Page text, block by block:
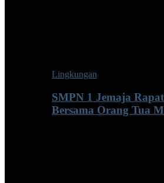
Lingkungan
SMPN 1 Jemaja
Bersama Orang Tua